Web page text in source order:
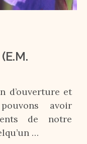
d’ouverture et
avoir
de notre
…